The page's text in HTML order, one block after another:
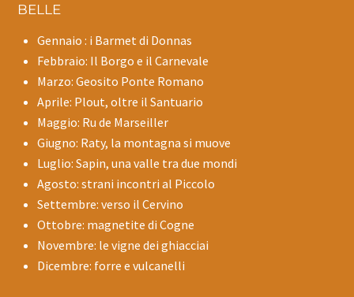
BELLE
Gennaio : i Barmet di Donnas
Febbraio: Il Borgo e il Carnevale
Marzo: Geosito Ponte Romano
Aprile: Plout, oltre il Santuario
Maggio: Ru de Marseiller
Giugno: Raty, la montagna si muove
Luglio: Sapin, una valle tra due mondi
Agosto: strani incontri al Piccolo
Settembre: verso il Cervino
Ottobre: magnetite di Cogne
Novembre: le vigne dei ghiacciai
Dicembre: forre e vulcanelli